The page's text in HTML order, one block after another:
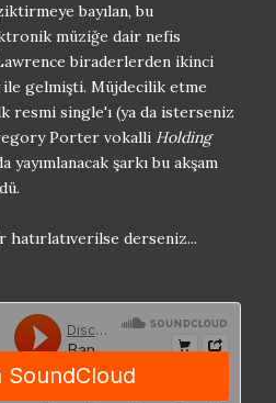
bayılan, bu
müziğe dair nefis
biraderlerden ikinci
ile gelmişti. Müjdecilik etme
resmi single'ı (ya da isterseniz
Porter vokalli Holding
yayımlanacak şarkı bu akşam
hatırlatıverilse derseniz...